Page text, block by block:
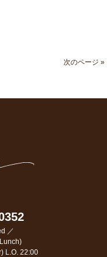
次のページ »
／
L.O. 22:00